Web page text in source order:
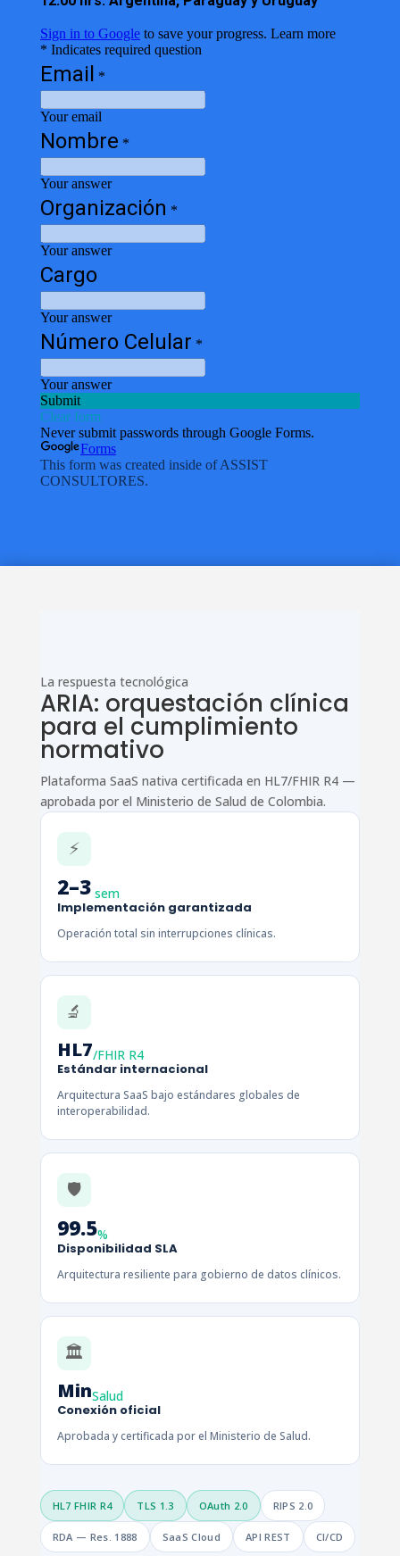
La respuesta tecnológica
ARIA: orquestación clínica
para el cumplimiento
normativo
Plataforma SaaS nativa certificada en HL7/FHIR R4 —
aprobada por el Ministerio de Salud de Colombia.
⚡
2–3sem
Implementación garantizada
Operación total sin interrupciones clínicas.
🔬
HL7/FHIR R4
Estándar internacional
Arquitectura SaaS bajo estándares globales de
interoperabilidad.
🛡️
99.5%
Disponibilidad SLA
Arquitectura resiliente para gobierno de datos clínicos.
🏛️
MinSalud
Conexión oficial
Aprobada y certificada por el Ministerio de Salud.
HL7 FHIR R4 TLS 1.3 OAuth 2.0 RIPS 2.0
RDA — Res. 1888 SaaS Cloud API REST CI/CD